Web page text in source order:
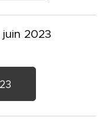
2023